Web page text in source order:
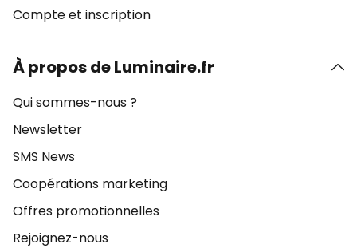
Compte et inscription
À propos de Luminaire.fr
Qui sommes-nous ?
Newsletter
SMS News
Coopérations marketing
Offres promotionnelles
Rejoignez-nous